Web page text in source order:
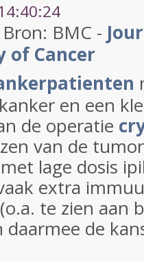
BMC -
of Cancer
en een
de operatie
van de
lage dosis
extra
te zien aan
daarmee de